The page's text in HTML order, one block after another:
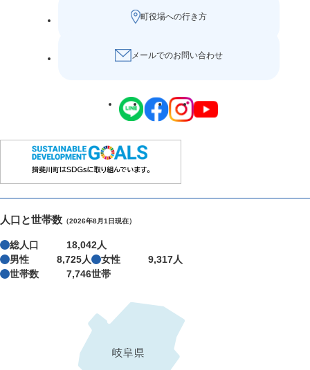
町役場への行き方
メールでのお問い合わせ
人口と世帯数 （2026年8月1日現在）
総人口
18,042人
男性
8,725人 女性
9,317人
世帯数
7,746世帯